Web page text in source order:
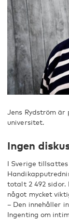
Jens Rydström är
universitet.
Ingen
I Sverige
totalt 2 492 sidor.
något mycket
– Den innehåller
Ingenting om